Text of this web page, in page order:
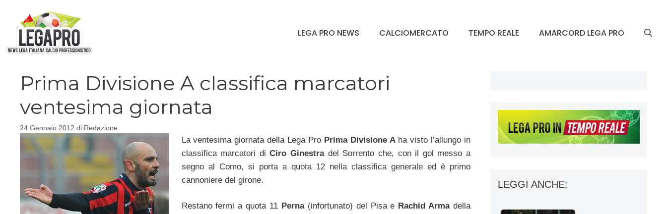
contenuto
LEGA PRO NEWS CALCIOMERCATO TEMPO REALE AMARCORD LEGA PRO
Prima Divisione A classifica marcatori
ventesima giornata
24 Gennaio 2012 di Redazione
La ventesima giornata della Lega Pro Prima Divisione Aha visto l’allungo in
classifica marcatori diCiro Ginestradel Sorrento che, con il gol messo a
segno al Como, si porta a quota 12 nella classifica generale ed è primo
cannoniere del girone.
Restano fermi a quota 11 Perna(infortunato) del Pisa e Rachid Armadella
LEGGI ANCHE: